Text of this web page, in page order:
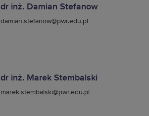
dr inż. Damian Stefanow
damian.stefanow@pwr.edu.pl
dr inż. Marek Stembalski
marek.stembalski@pwr.edu.pl